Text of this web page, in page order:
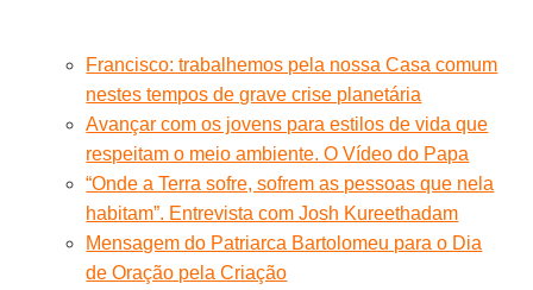
Francisco: trabalhemos pela nossa Casa comum
nestes tempos de grave crise planetária
Avançar com os jovens para estilos de vida que
respeitam o meio ambiente. O Vídeo do Papa
“Onde a Terra sofre, sofrem as pessoas que nela
habitam”. Entrevista com Josh Kureethadam
Mensagem do Patriarca Bartolomeu para o Dia
de Oração pela Criação